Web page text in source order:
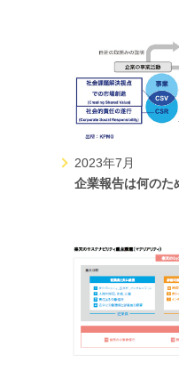
2023年7月
企業報告は何のた